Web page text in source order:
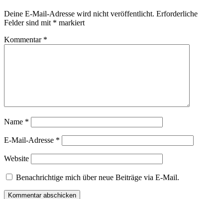
Deine E-Mail-Adresse wird nicht veröffentlicht. Erforderliche
Felder sind mit * markiert
Kommentar *
Name *
E-Mail-Adresse *
Website
Benachrichtige mich über neue Beiträge via E-Mail.